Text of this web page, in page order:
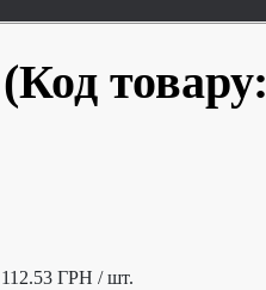
(Код товару:
112.53 ГРН / шт.